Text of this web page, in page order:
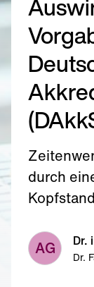
durch
AG Dr.
Dr.